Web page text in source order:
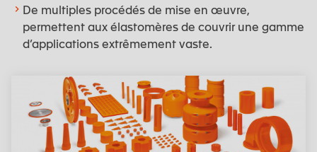
De multiples procédés de mise en œuvre,
permettent aux élastomères de couvrir une gamme
d’applications extrêmement vaste.